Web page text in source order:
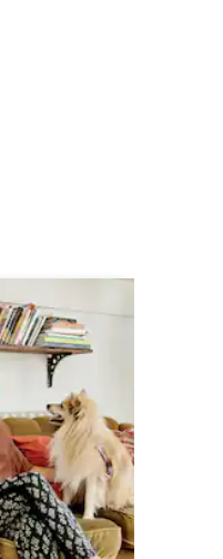
commentaires : 5 sur 5